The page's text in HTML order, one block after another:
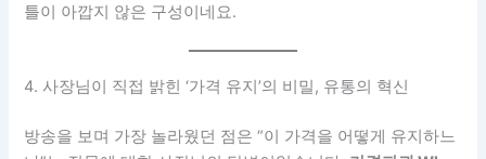
틀이 아깝지 않은 구성이네요.
4. 사장님이 직접 밝힌 ‘가격 유지’의 비밀, 유통의 혁신
방송을 보며 가장 놀라웠던 점은 “이 가격을 어떻게 유지하느